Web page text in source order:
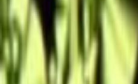
Go - App Web com Redis
Fiber
Django